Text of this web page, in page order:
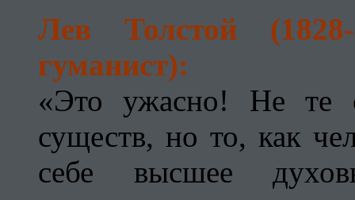
Лев Толстой
гуманист):
«Это ужасно! Не те
существ, но то, как
себе высшее